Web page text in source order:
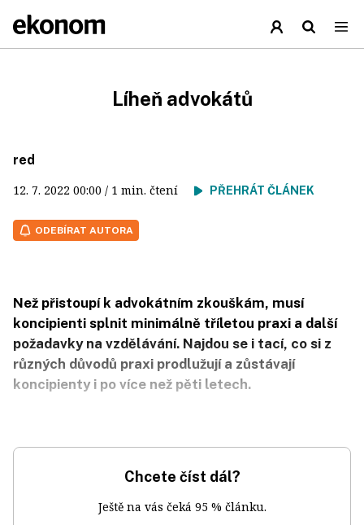
Líheň advokátů
red
12. 7. 2022 00:00 / 1 min. čtení PŘEHRÁT ČLÁNEK
ODEBÍRAT AUTORA
Než přistoupí k advokátním zkouškám, musí
koncipienti splnit minimálně tříletou praxi a další
požadavky na vzdělávání. Najdou se i tací, co si z
různých důvodů praxi prodlužují a zůstávají
koncipienty i po více než pěti letech.
Chcete číst dál?
Ještě na vás čeká 95 % článku.